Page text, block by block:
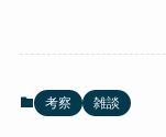
考察 雑談